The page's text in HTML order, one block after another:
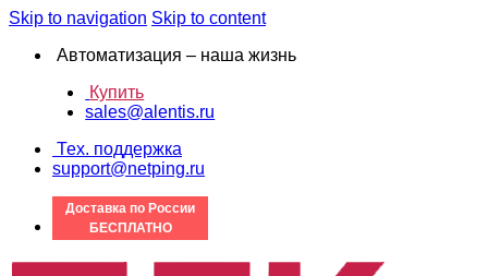
Skip to navigation Skip to content
Автоматизация – наша жизнь
Купить
sales@alentis.ru
Тех. поддержка
support@netping.ru
Доставка по России
БЕСПЛАТНО